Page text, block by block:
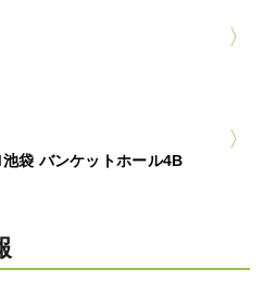
袋 バンケットホール4B